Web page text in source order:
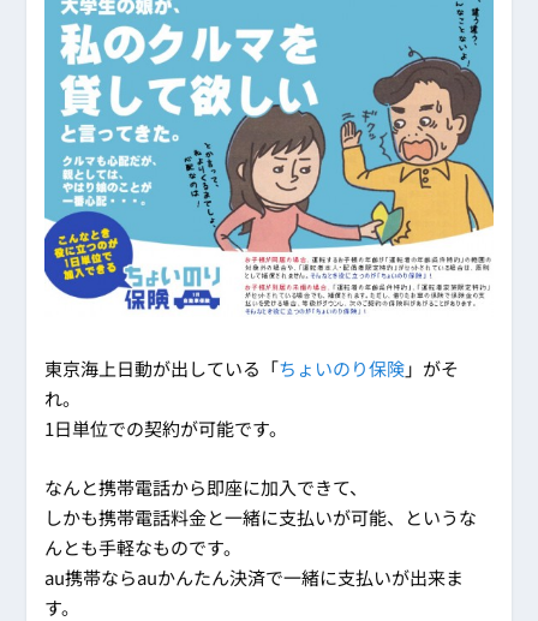
東京海上日動が出している「ちょいのり保険」がそ
れ。
1日単位での契約が可能です。
なんと携帯電話から即座に加入できて、
しかも携帯電話料金と一緒に支払いが可能、というな
んとも手軽なものです。
au携帯ならauかんたん決済で一緒に支払いが出来ま
す。